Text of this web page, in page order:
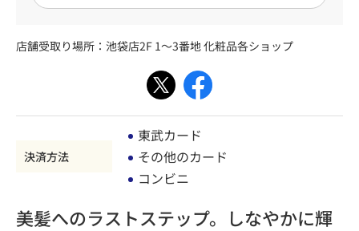
店舗受取り場所： 池袋店2F 1～3番地 化粧品各ショップ
決済方法
東武カード
その他のカード
コンビニ
美髪へのラストステップ。しなやかに輝